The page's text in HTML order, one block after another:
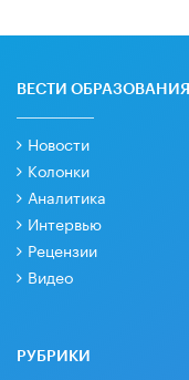
ВЕСТИ ОБРАЗОВАНИЯ
Новости
Колонки
Аналитика
Интервью
Рецензии
Видео
РУБРИКИ